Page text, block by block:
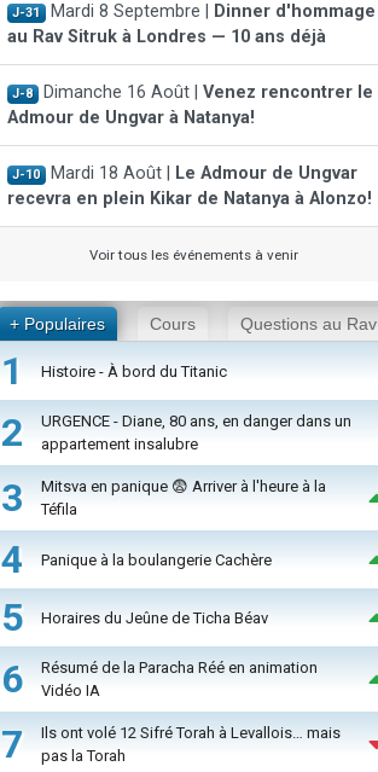
J-31 Mardi 8 Septembre |
Dinner d'hommage
au Rav Sitruk à Londres — 10 ans déjà
J-8 Dimanche 16 Août | Venez rencontrer le
Admour de Ungvar à Natanya!
J-10 Mardi 18 Août |
Le Admour de Ungvar
recevra en plein Kikar de Natanya à Alonzo!
Voir tous les événements à venir
+ Populaires Cours Questions au Rav
1 Histoire - À bord du Titanic
2
URGENCE - Diane, 80 ans, en danger dans un
appartement insalubre
3
Mitsva en panique 😨 Arriver à l'heure à la
Téfila
4 Panique à la boulangerie Cachère
5 Horaires du Jeûne de Ticha Béav
6
Résumé de la Paracha Réé en animation
Vidéo IA
7
Ils ont volé 12 Sifré Torah à Levallois… mais
pas la Torah